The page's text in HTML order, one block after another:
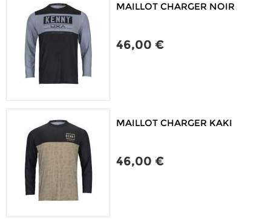
MAILLOT CHARGER NOIR
46,00 €
MAILLOT CHARGER KAKI
46,00 €